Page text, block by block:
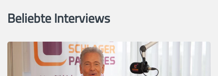
Beliebte Interviews